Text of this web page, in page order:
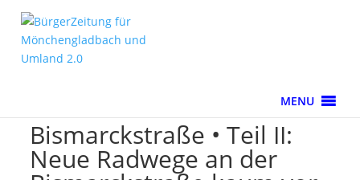
MENU
Bismarckstraße • Teil II:
Neue Radwege an der